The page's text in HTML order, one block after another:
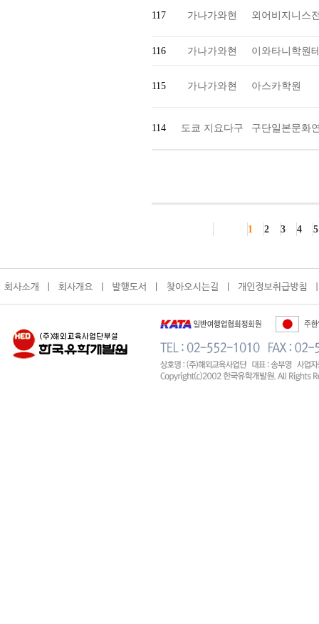
117 가나가와현 외어비지니스
116 가나가와현 이와타니학원
115 가나가와현 아스카학원
114 도쿄 지요다구 구단일본문화
1 2 3 4 5